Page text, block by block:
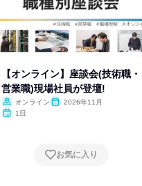
【オンライン】座談会(技術職・
営業職)現場社員が登壇!
オンライン
2026年11月
1日
お気に入り